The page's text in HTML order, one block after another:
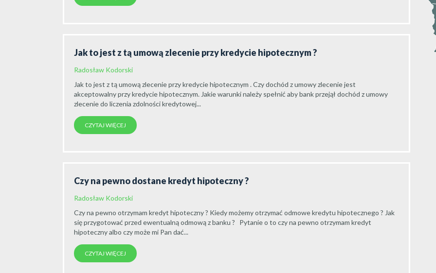
Jak to jest z tą umową zlecenie przy kredycie hipotecznym ?
Radosław Kodorski
Jak to jest z tą umową zlecenie przy kredycie hipotecznym . Czy dochód z umowy zlecenie jest
akceptowalny przy kredycie hipotecznym. Jakie warunki należy spełnić aby bank przejął dochód z umowy
zlecenie do liczenia zdolności kredytowej...
CZYTAJ WIĘCEJ
Czy na pewno dostane kredyt hipoteczny ?
Radosław Kodorski
Czy na pewno otrzymam kredyt hipoteczny ? Kiedy możemy otrzymać odmowe kredytu hipotecznego ? Jak
się przygotować przed ewentualną odmową z banku ? Pytanie o to czy na pewno otrzymam kredyt
hipoteczny albo czy może mi Pan dać...
CZYTAJ WIĘCEJ